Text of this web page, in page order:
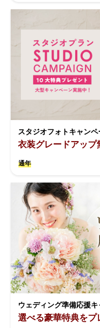
スタジオフォトキャンペ
衣装グレードアップ
通年
ウェディング準備応援
選べる豪華特典をプ